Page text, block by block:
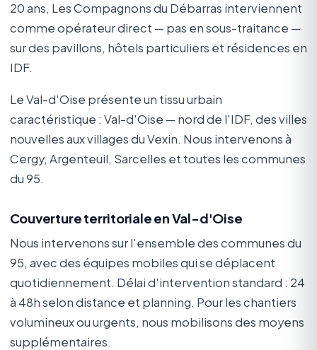
20 ans, Les Compagnons du Débarras interviennent
comme opérateur direct — pas en sous-traitance —
sur des pavillons, hôtels particuliers et résidences en
IDF.
Le Val-d'Oise présente un tissu urbain
caractéristique : Val-d'Oise — nord de l'IDF, des villes
nouvelles aux villages du Vexin. Nous intervenons à
Cergy, Argenteuil, Sarcelles et toutes les communes
du 95.
Couverture territoriale en Val-d'Oise
Nous intervenons sur l'ensemble des communes du
95, avec des équipes mobiles qui se déplacent
quotidiennement. Délai d'intervention standard : 24
à 48h selon distance et planning. Pour les chantiers
volumineux ou urgents, nous mobilisons des moyens
supplémentaires.